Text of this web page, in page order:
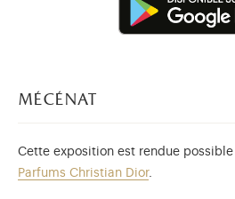
mécénat
Cette exposition est rendue
Parfums Christian Dior.